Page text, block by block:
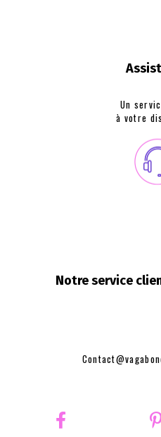
Un
à votre
Notre service